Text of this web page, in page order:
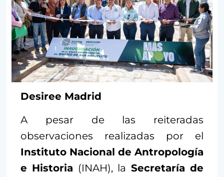
Desiree Madrid
A pesar de las reiteradas
observaciones realizadas por el
Instituto Nacional de Antropología
e Historia (INAH), la Secretaría de